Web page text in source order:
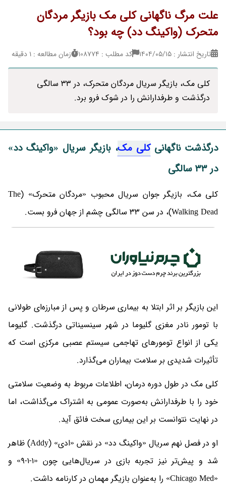
علت مرگ ناگهانی کلی مک بازیگر مردگان
متحرک (واکینگ دد) چه بود؟
تاریخ انتشار : ۱۴۰۴/۰۵/۱۵ کد مطلب : 108774 زمان مطالعه : 1 دقیقه
کلی مک، بازیگر سریال مردگان متحرک، در ۳۳ سالگی
درگذشت و طرفدارانش را در شوک فرو برد.
درگذشت ناگهانیکلی مک، بازیگر سریال «واکینگ دد»
در ۳۳ سالگی
کلی مک، بازیگر جوان سریال محبوب «مردگان متحرک» (The
Walking Dead)، در سن ۳۳ سالگی چشم از جهان فرو بست.
این بازیگر بر اثر ابتلا به بیماری سرطان و پس از مبارزه‌ای طولانی
با تومور نادر مغزی گلیوما در شهر سینسیناتی درگذشت. گلیوما
یکی از انواع تومورهای تهاجمی سیستم عصبی مرکزی است که
تأثیرات شدیدی بر سلامت بیماران می‌گذارد.
کلی مک در طول دوره درمان، اطلاعات مربوط به وضعیت سلامتی
خود را با طرفدارانش به‌صورت عمومی به اشتراک می‌گذاشت، اما
در نهایت نتوانست بر این بیماری سخت فائق آید.
او در فصل نهم سریال «واکینگ دد» در نقش «ادی» (Addy) ظاهر
شد و پیش‌تر نیز تجربه بازی در سریال‌هایی چون «۱-۱-۹» و
«Chicago Med» را به‌عنوان بازیگر مهمان در کارنامه داشت.